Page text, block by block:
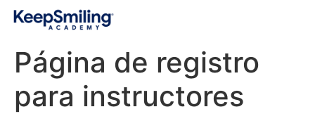
Página de registro
para instructores